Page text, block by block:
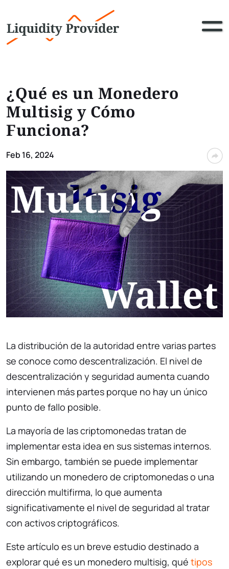
¿Qué es un Monedero
Multisig y Cómo
Funciona?
Feb 16, 2024
La distribución de la autoridad entre varias partes
se conoce como descentralización. El nivel de
descentralización y seguridad aumenta cuando
intervienen más partes porque no hay un único
punto de fallo posible.
La mayoría de las criptomonedas tratan de
implementar esta idea en sus sistemas internos.
Sin embargo, también se puede implementar
utilizando un monedero de criptomonedas o una
dirección multifirma, lo que aumenta
significativamente el nivel de seguridad al tratar
con activos criptográficos.
Este artículo es un breve estudio destinado a
explorar qué es un monedero multisig, qué tipos